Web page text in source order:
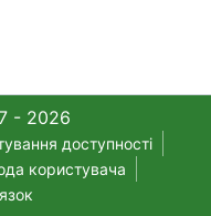
- 2026
доступності
користувача